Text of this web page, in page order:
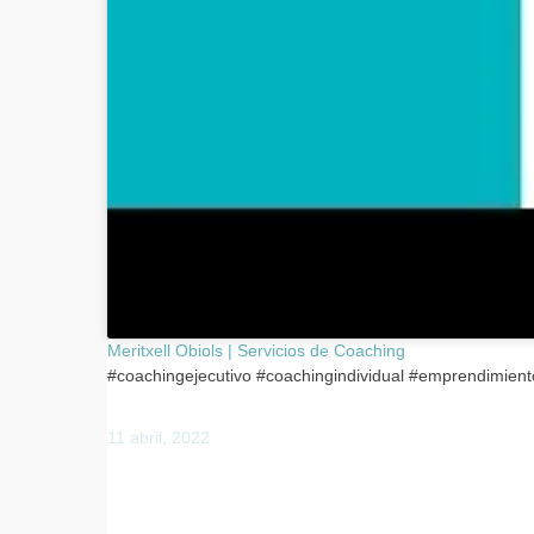
Meritxell Obiols | Servicios de Coaching
#coachingejecutivo #coachingindividual
11 abril, 2022